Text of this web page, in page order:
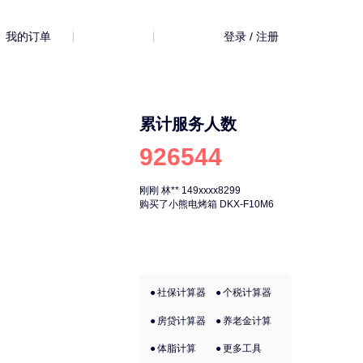
订单 登录 / 注册
累计服务人数
926544
刚刚 林** 149xxxx8299
购买了小熊电烤箱 DKX-F10M6
社保计算器 个税计算器
房贷计算器 养老金计算
体脂计算 更多工具